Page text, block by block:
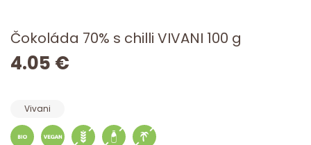
Čokoláda 70% s chilli VIVANI 100 g
4.05 €
Vivani